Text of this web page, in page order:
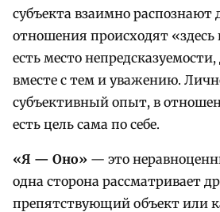
субъекта взаимно распознают
отношения происходят «здесь
есть место
вместе с тем и уважению.
субъективный опыт, в
есть цель сама по себе.
«Я — Оно» — это
одна сторона рассматривает
препятствующий объект или